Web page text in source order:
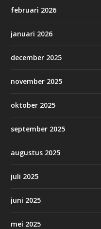
februari 2026
januari 2026
december 2025
november 2025
oktober 2025
september 2025
augustus 2025
juli 2025
juni 2025
mei 2025